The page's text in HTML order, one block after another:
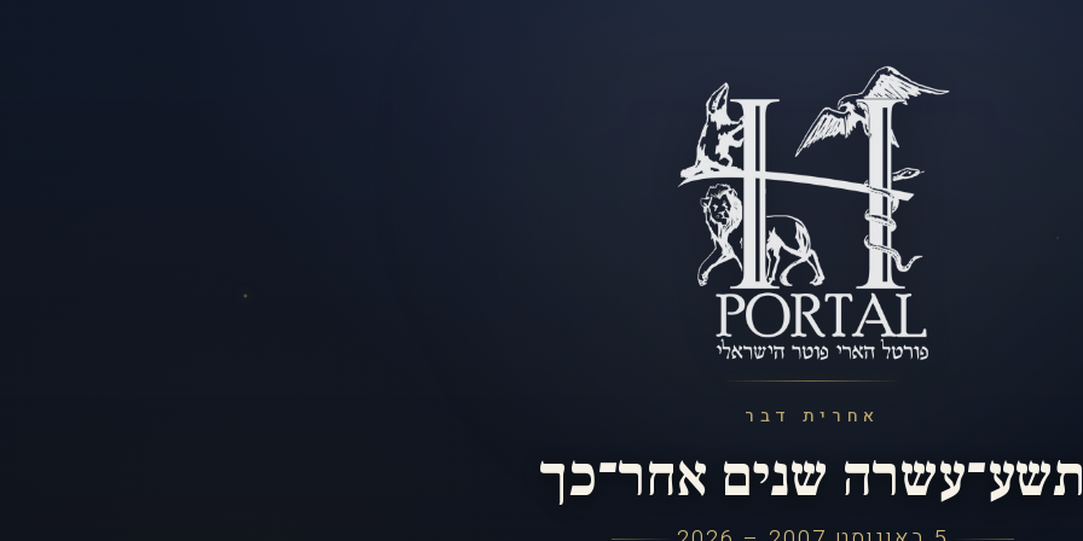
אחרית דבר
שנים אחר־כך